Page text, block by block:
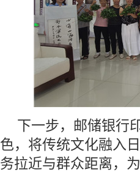
下一步，邮储银行
色，将传统文化融入
务拉近与群众距离，